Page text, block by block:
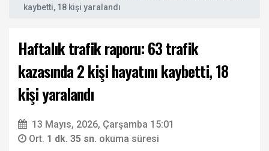
kaybetti, 18 kişi yaralandı
Haftalık trafik raporu: 63 trafik
kazasında 2 kişi hayatını kaybetti, 18
kişi yaralandı
13 Mayıs, 2026, Çarşamba 15:01
Ort. 1 dk. 35 sn. okuma süresi